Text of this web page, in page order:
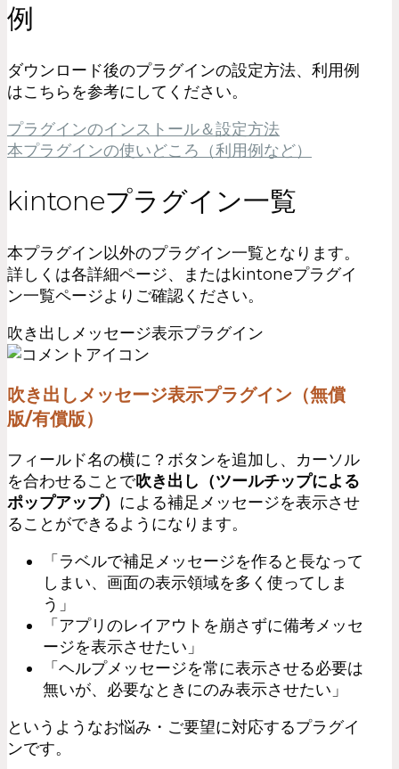
例
ダウンロード後のプラグインの設定方法、利用例
はこちらを参考にしてください。
プラグインのインストール＆設定方法
本プラグインの使いどころ（利用例など）
kintoneプラグイン一覧
本プラグイン以外のプラグイン一覧となります。
詳しくは各詳細ページ、またはkintoneプラグイ
ン一覧ページよりご確認ください。
吹き出しメッセージ表示プラグイン
吹き出しメッセージ表示プラグイン（無償
版/有償版）
フィールド名の横に？ボタンを追加し、カーソル
を合わせることで吹き出し（ツールチップによる
ポップアップ） による補足メッセージを表示させ
ることができるようになります。
「ラベルで補足メッセージを作ると長なって
しまい、画面の表示領域を多く使ってしま
う」
「アプリのレイアウトを崩さずに備考メッセ
ージを表示させたい」
「ヘルプメッセージを常に表示させる必要は
無いが、必要なときにのみ表示させたい」
というようなお悩み・ご要望に対応するプラグイ
ンです。